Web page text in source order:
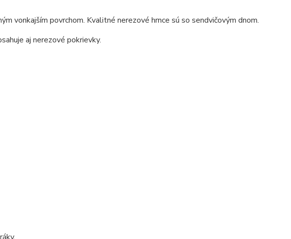
vonkajším povrchom. Kvalitné nerezové hrnce sú so sendvičovým dnom.
aj nerezové pokrievky.